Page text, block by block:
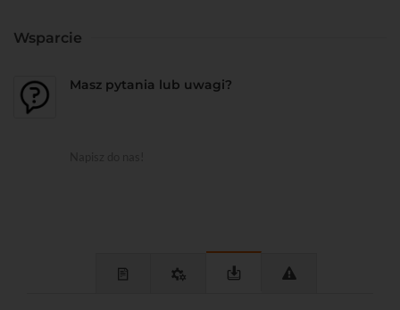
Wsparcie
Masz pytania lub uwagi?